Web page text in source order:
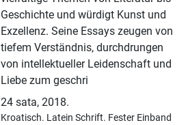
Geschichte und würdigt Kunst und
Exzellenz. Seine Essays zeugen von
tiefem Verständnis, durchdrungen
von intellektueller Leidenschaft und
Liebe zum geschri
24 sata,2018.
Kroatisch. Latein Schrift. Fester Einband